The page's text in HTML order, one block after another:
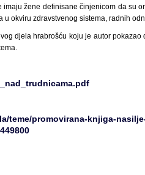
žene definisane činjenicom da su
okviru zdravstvenog sistema, radnih
djela hrabrošću koju je autor
teme/promovirana-knjiga-